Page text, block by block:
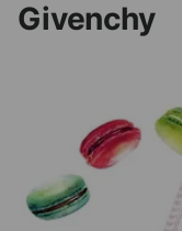
Givenchy